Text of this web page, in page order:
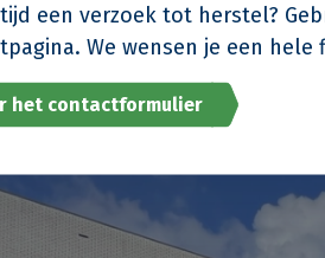
een verzoek tot herstel?
We wensen je een hele
het contactformulier